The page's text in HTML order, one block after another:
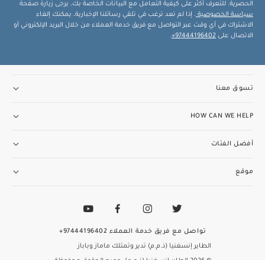
الحصرية. للتعرف أكثر على كيفية التعامل مع البيانات الخاصة بك، يرجى زيارة صفحة
سياسة الخصوصية . إذا لم تعد ترغب في تلقي رسائلنا الإخبارية، يمكنك إلغاء
الاشتراك في أي وقت عبر التواصل مع فريق خدمة العملاء من خلال البريد الإلكتروني أو
الاتصال على 97444196402+
.
تسوق معنا
HOW CAN WE HELP
أفضل الفئات
موقع
الطاير إنسغنيا (ذ.م.م) تدير وتمتلك ماماز وباباز
تواصل مع فريق خدمة العملاء 97444196402+